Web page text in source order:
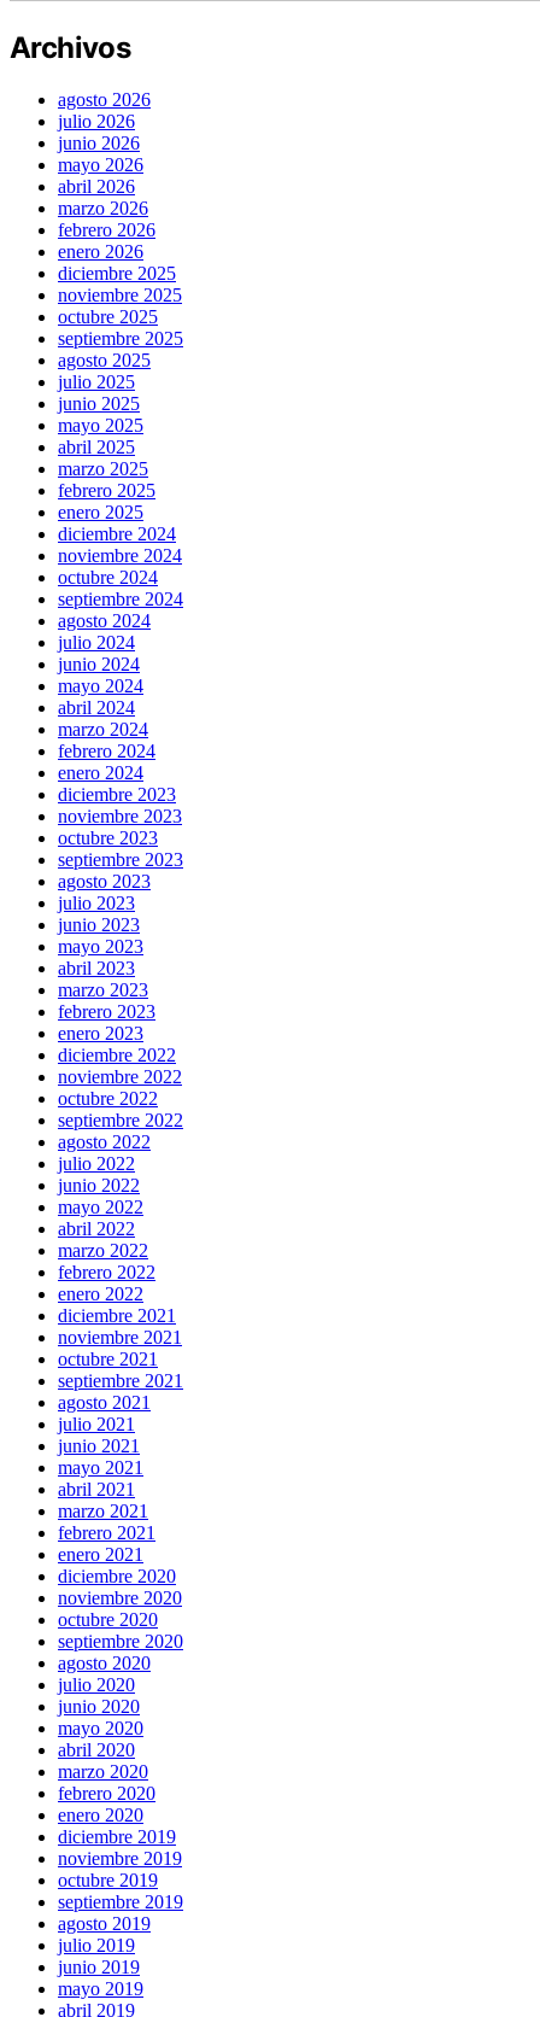
Archivos
agosto 2026
julio 2026
junio 2026
mayo 2026
abril 2026
marzo 2026
febrero 2026
enero 2026
diciembre 2025
noviembre 2025
octubre 2025
septiembre 2025
agosto 2025
julio 2025
junio 2025
mayo 2025
abril 2025
marzo 2025
febrero 2025
enero 2025
diciembre 2024
noviembre 2024
octubre 2024
septiembre 2024
agosto 2024
julio 2024
junio 2024
mayo 2024
abril 2024
marzo 2024
febrero 2024
enero 2024
diciembre 2023
noviembre 2023
octubre 2023
septiembre 2023
agosto 2023
julio 2023
junio 2023
mayo 2023
abril 2023
marzo 2023
febrero 2023
enero 2023
diciembre 2022
noviembre 2022
octubre 2022
septiembre 2022
agosto 2022
julio 2022
junio 2022
mayo 2022
abril 2022
marzo 2022
febrero 2022
enero 2022
diciembre 2021
noviembre 2021
octubre 2021
septiembre 2021
agosto 2021
julio 2021
junio 2021
mayo 2021
abril 2021
marzo 2021
febrero 2021
enero 2021
diciembre 2020
noviembre 2020
octubre 2020
septiembre 2020
agosto 2020
julio 2020
junio 2020
mayo 2020
abril 2020
marzo 2020
febrero 2020
enero 2020
diciembre 2019
noviembre 2019
octubre 2019
septiembre 2019
agosto 2019
julio 2019
junio 2019
mayo 2019
abril 2019